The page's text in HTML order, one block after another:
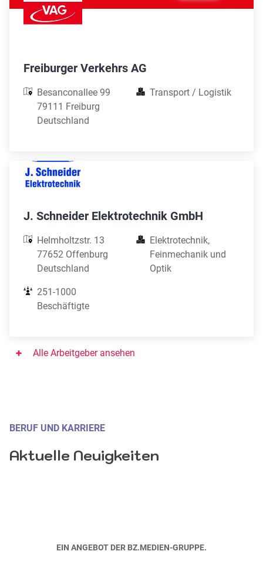
Freiburger Verkehrs AG
Besanconallee 99
79111 Freiburg
Deutschland
Transport / Logistik
J. Schneider Elektrotechnik GmbH
Helmholtzstr. 13
77652 Offenburg
Deutschland
Elektrotechnik,
Feinmechanik und
Optik
251-1000
Beschäftigte
Alle Arbeitgeber ansehen
BERUF UND KARRIERE
Aktuelle Neuigkeiten
EIN ANGEBOT DER BZ.MEDIEN-GRUPPE.